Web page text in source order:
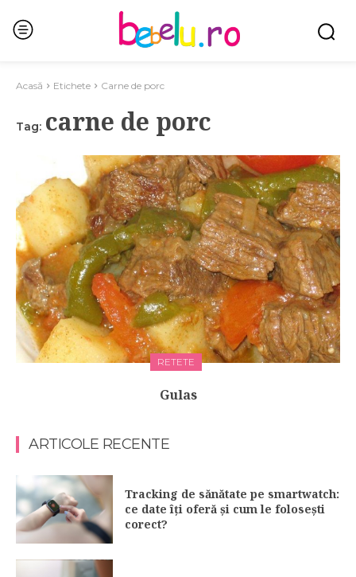
Acasă Etichete Carne de porc
Tag: carne de porc
RETETE
Gulas
ARTICOLE RECENTE
Tracking de sănătate pe smartwatch:
ce date îți oferă și cum le folosești
corect?